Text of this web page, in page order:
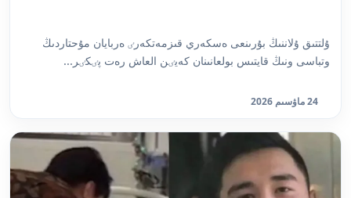
ۇلتتىق ۇلاننىڭ بۇرىنعى ەسكەري قىزمەتكەرٸ ەربايان مۇحتاردىڭ
وتباسى ونىڭ قايتىس بولعانىنان كەيٸن العاش رەت پٸكٸر...
24 ماۋسىم 2026